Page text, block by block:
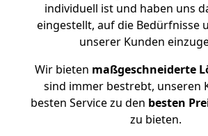
individuell ist und haben uns
eingestellt, auf die Bedürfnisse
unserer Kunden
Wir bieten maßgeschneiderte
sind immer bestrebt, unseren
besten Service zu den besten
zu bieten.